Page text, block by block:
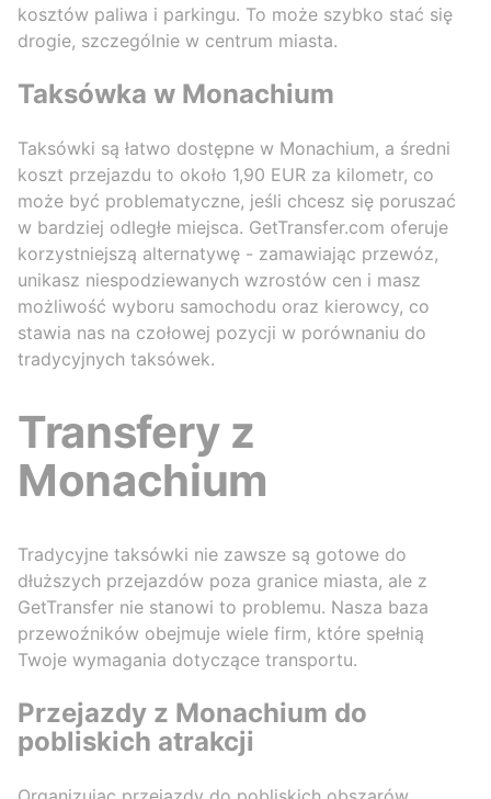
kosztów paliwa i parkingu. To może szybko stać się
drogie, szczególnie w centrum miasta.
Taksówka w Monachium
Taksówki są łatwo dostępne w Monachium, a średni
koszt przejazdu to około 1,90 EUR za kilometr, co
może być problematyczne, jeśli chcesz się poruszać
w bardziej odległe miejsca. GetTransfer.com oferuje
korzystniejszą alternatywę - zamawiając przewóz,
unikasz niespodziewanych wzrostów cen i masz
możliwość wyboru samochodu oraz kierowcy, co
stawia nas na czołowej pozycji w porównaniu do
tradycyjnych taksówek.
Transfery z
Monachium
Tradycyjne taksówki nie zawsze są gotowe do
dłuższych przejazdów poza granice miasta, ale z
GetTransfer nie stanowi to problemu. Nasza baza
przewoźników obejmuje wiele firm, które spełnią
Twoje wymagania dotyczące transportu.
Przejazdy z Monachium do
pobliskich atrakcji